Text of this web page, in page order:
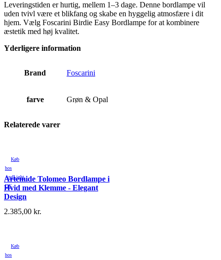
Leveringstiden er hurtig, mellem 1–3 dage. Denne bordlampe vil
uden tvivl være et blikfang og skabe en hyggelig atmosfære i dit
hjem. Vælg Foscarini Birdie Easy Bordlampe for at kombinere
æstetik med høj kvalitet.
Yderligere information
Brand Foscarini
farve Grøn & Opal
Relaterede varer
Køb
hos
AndLight
DK
Artemide Tolomeo Bordlampe i
Hvid med Klemme - Elegant
Design
2.385,00 kr.
Køb
hos